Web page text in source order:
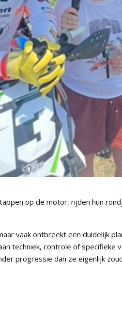
op de motor, rijden hun
vaak ontbreekt een duidelijk
techniek, controle of specifieke
progressie dan ze eigenlijk